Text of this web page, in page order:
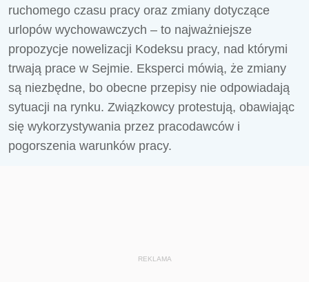
ruchomego czasu pracy oraz zmiany dotyczące
urlopów wychowawczych – to najważniejsze
propozycje nowelizacji Kodeksu pracy, nad którymi
trwają prace w Sejmie. Eksperci mówią, że zmiany
są niezbędne, bo obecne przepisy nie odpowiadają
sytuacji na rynku. Związkowcy protestują, obawiając
się wykorzystywania przez pracodawców i
pogorszenia warunków pracy.
REKLAMA